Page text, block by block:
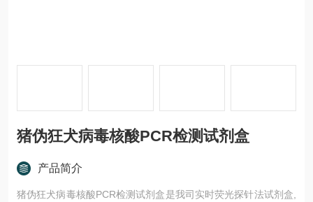
猪伪狂犬病毒核酸PCR检测试剂盒
产品简介
猪伪狂犬病毒核酸PCR检测试剂盒是我司实时荧光探针法试剂盒,